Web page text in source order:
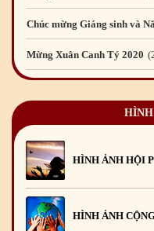
Chúc mừng Giáng sinh và
Mừng Xuân Canh Tý 2020
Mừng Xuân Kỷ Hợi 2019 03
Chúc mừng Giáng sinh và
Mừng Xuân Bính Ngọ 2026
Chúc mừng Giáng sinh và
HÌNH ẢNH HỘI
HÌNH ẢNH